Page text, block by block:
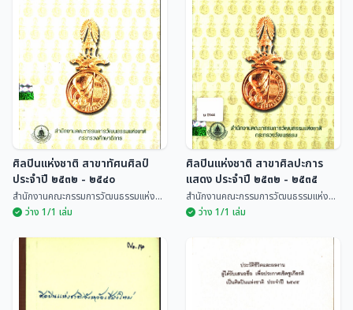
ประวัติและผลงานผู้ได้รับ
เสนอชื่อ เพื่อประกาศเชิดชู
เกียรติ เป็นศิลปินแห่งชาติ
ประจำปีพ.ศ.2544
เฉลิมศรี พรหมสุวรรณ์
พยอม สีนะวัฒน์ ศิลปินแห่ง
ชาติสาขาทัศนศิลป์ (ศิลปะ
งานผ้า)
มณเฑียร ตั้งศิริพัฒน์
ศิลปินแห่งชาติ สาขาทัศน
ศิลป์ ประจำปี ๒๕๓๒ - ๒๕๔๐
ศิลปินแห่งชาติ สาขาทัศนศิลป์
ประจำปี ๒๕๓๒ - ๒๕๔๐
สำนักงานคณะกรรมการวัฒนธรรมแห่ง...
ว่าง 1/1 เล่ม
ศิลปินแห่งชาติ สาขาศิลปะ
ศิลปินแห่งชาติ สาขาศิลปะการ
แสดง ประจำปี ๒๕๓๒ - ๒๕๓๕
สำนักงานคณะกรรมการวัฒนธรรมแห่ง...
ว่าง 1/1 เล่ม